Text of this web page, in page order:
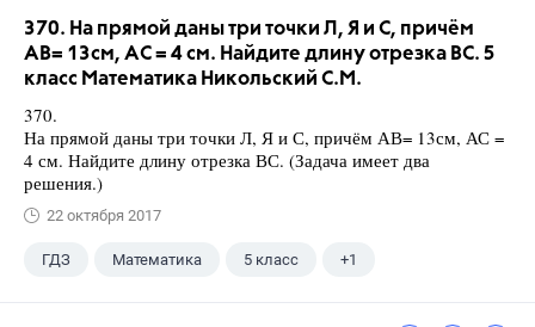
370. На прямой даны три точки Л, Я и С, причём
АВ= 13см, АС = 4 см. Найдите длину отрезка ВС. 5
класс Математика Никольский С.М.
370.
На прямой даны три точки Л, Я и С, причём АВ= 13см, АС =
4 см. Найдите длину отрезка ВС. (Задача имеет два
решения.)
22 октября 2017
ГДЗ Математика 5 класс +1